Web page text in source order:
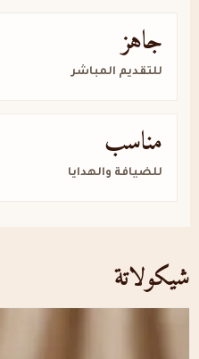
جاهز
للتقديم المباشر
مناسب
للضيافة والهدايا
شيكولاتة